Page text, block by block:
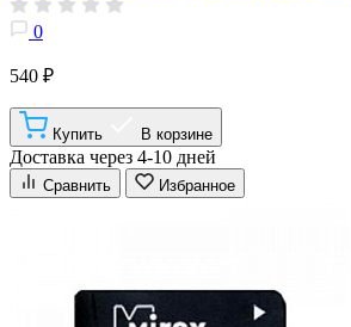
0
540 ₽
Купить В корзине
Доставка через 4-10 дней
Сравнить Избранное